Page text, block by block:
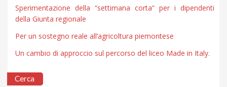
Sperimentazione della “settimana corta” per i dipendenti
della Giunta regionale
Per un sostegno reale all’agricoltura piemontese
Un cambio di approccio sul percorso del liceo Made in Italy.
Cerca